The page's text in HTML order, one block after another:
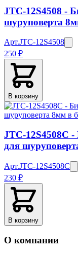
JTC-12S4508 -
шуруповерта
Арт.JTC-12S4508
250 ₽
В корзину
JTC-12S4508C
для
Арт.JTC-12S4508C
230 ₽
В корзину
О компании